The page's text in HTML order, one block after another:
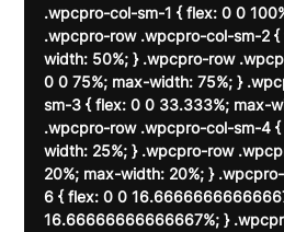
.wpcpro-col-sm-1 { flex: 0 0
.wpcpro-row .wpcpro-col-sm-2
width: 50%; } .wpcpro-row
0 0 75%; max-width: 75%; }
sm-3 { flex: 0 0 33.333%; max-
.wpcpro-row .wpcpro-col-sm-4
width: 25%; } .wpcpro-row
20%; max-width: 20%; }
6 { flex: 0 0
16.66666666666667%; }